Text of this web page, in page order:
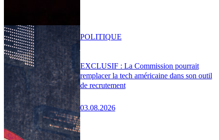
EXCLUSIF : La Commission pourrait
remplacer la tech américaine dans son outil
de recrutement
03.08.2026
POLITIQUE